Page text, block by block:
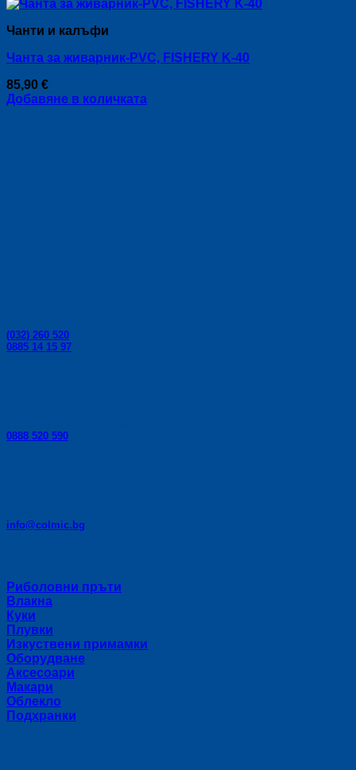
chosen
the
product
page
was:
е:
Чанти и калъфи
Чанта за живарник-PVC, FISHERY K-40
85,90 €
Добавяне в количката
(032) 260 520
0885 14 15 97
0888 520 590
info@colmic.bg
Риболовни пръти
Влакна
Куки
Плувки
Изкуствени примамки
Оборудване
Аксесоари
Макари
Облекло
Подхранки